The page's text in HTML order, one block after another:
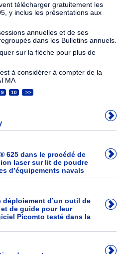
télécharger gratuitement les
y inclus les présentations aux
annuelles et de ses
dans les Bulletins annuels.
sur la flèche pour plus de
à considérer à compter de la
9 10 >>
625 dans le procédé de
laser sur lit de poudre
d’équipements navals
déploiement d’un outil de
de guide pour leur
Picomto testé dans la